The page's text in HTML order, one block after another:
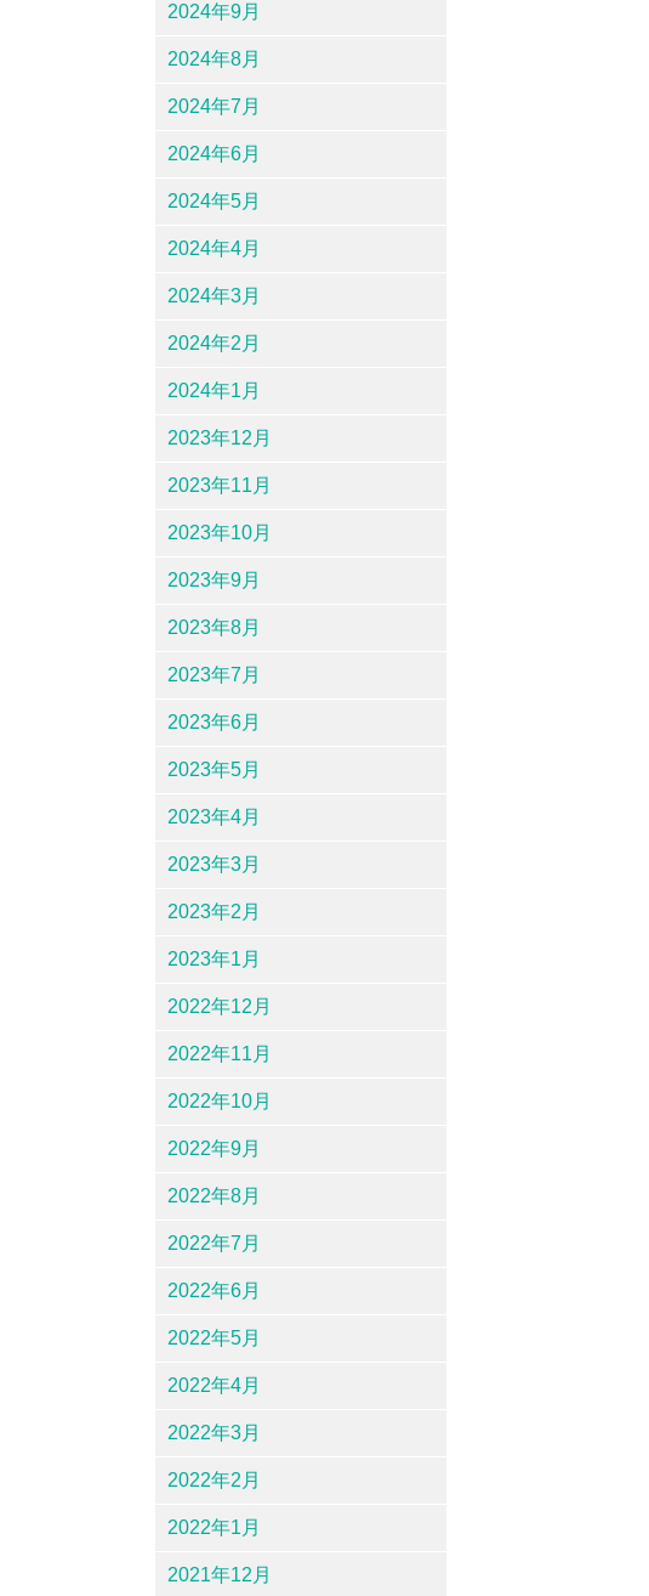
2024年9月
2024年8月
2024年7月
2024年6月
2024年5月
2024年4月
2024年3月
2024年2月
2024年1月
2023年12月
2023年11月
2023年10月
2023年9月
2023年8月
2023年7月
2023年6月
2023年5月
2023年4月
2023年3月
2023年2月
2023年1月
2022年12月
2022年11月
2022年10月
2022年9月
2022年8月
2022年7月
2022年6月
2022年5月
2022年4月
2022年3月
2022年2月
2022年1月
2021年12月